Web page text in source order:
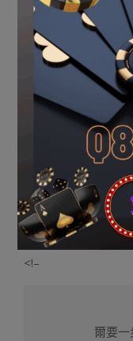
(adsby谷歌 =
(adsby谷歌 =
來老
武章部門内容來
損、請面擊揭發
置，感謝互助!
揭發
<!–
爾要